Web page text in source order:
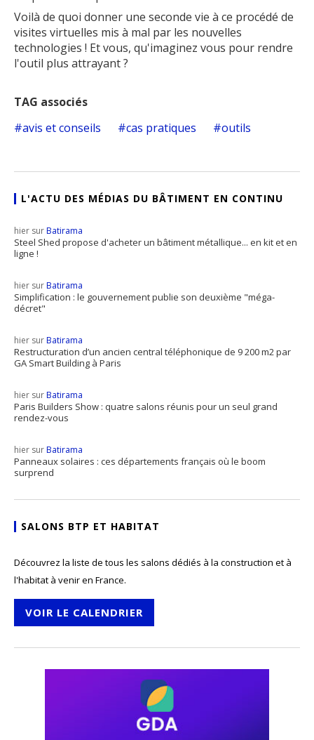
Voilà de quoi donner une seconde vie à ce procédé de
visites virtuelles mis à mal par les nouvelles
technologies ! Et vous, qu'imaginez vous pour rendre
l'outil plus attrayant ?
TAG associés
avis et conseils
cas pratiques outils
L'ACTU DES MÉDIAS DU BÂTIMENT EN CONTINU
hier surBatirama
Steel Shed propose d'acheter un bâtiment métallique... en kit et en
ligne !
hier surBatirama
Simplification : le gouvernement publie son deuxième "méga-
décret"
hier surBatirama
Restructuration d’un ancien central téléphonique de 9 200 m2 par
GA Smart Building à Paris
hier surBatirama
Paris Builders Show : quatre salons réunis pour un seul grand
rendez-vous
hier surBatirama
Panneaux solaires : ces départements français où le boom
surprend
SALONS BTP ET HABITAT
Découvrez la liste de tous les salons dédiés à la construction et à
l'habitat à venir en France.
VOIR LE CALENDRIER